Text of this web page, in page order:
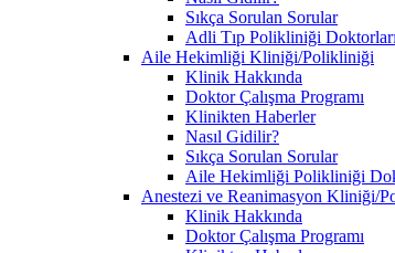
Sıkça Sorulan Sorular
Adli Tıp Polikliniği
Aile Hekimliği Kliniği/Polikliniği
Klinik Hakkında
Doktor Çalışma Programı
Klinikten Haberler
Nasıl Gidilir?
Sıkça Sorulan Sorular
Aile Hekimliği Polikliniği
Anestezi ve Reanimasyon Kliniği/
Klinik Hakkında
Doktor Çalışma Programı